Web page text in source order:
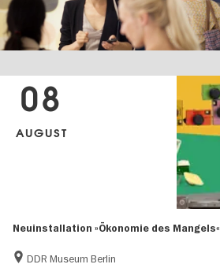
Neuinstallation »Ökonomie des Mangels«
DDR Museum Berlin
08
AUGUST